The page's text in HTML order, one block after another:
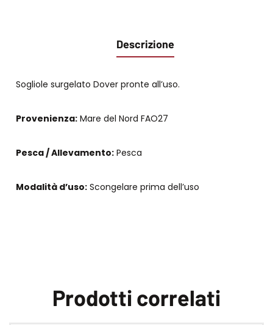
Descrizione
Sogliole surgelato Dover pronte all’uso.
Provenienza: Mare del Nord FAO27
Pesca / Allevamento: Pesca
Modalità d’uso: Scongelare prima dell’uso
Prodotti correlati